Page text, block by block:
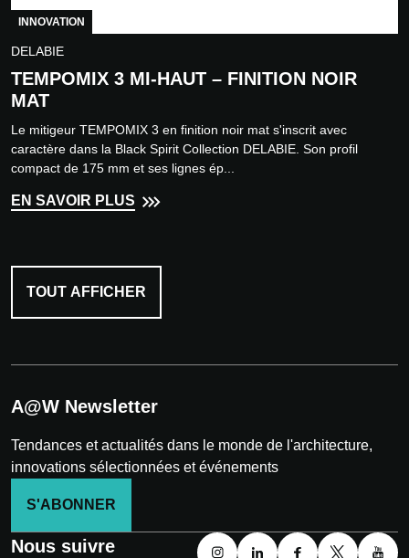
INNOVATION
DELABIE
TEMPOMIX 3 MI-HAUT – FINITION NOIR
MAT
Le mitigeur TEMPOMIX 3 en finition noir mat s'inscrit avec
caractère dans la Black Spirit Collection DELABIE. Son profil
compact de 175 mm et ses lignes ép...
EN SAVOIR PLUS
TOUT AFFICHER
A@W Newsletter
Tendances et actualités dans le monde de l'architecture,
innovations sélectionnées et événements
S'ABONNER
Nous suivre